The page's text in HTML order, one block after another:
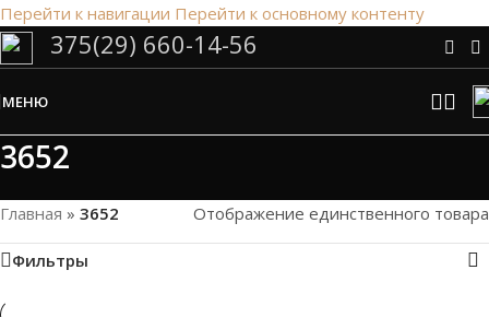
Перейти к навигации Перейти к основному контенту
Сэкономим Ваше время на подбор
Рассчитаем мощность | Предложим от 3х вариантов | В
наличии и под заказ
375(29) 660-14-56
МЕНЮ
3652
Главная » 3652 Отображение единственного товара
Фильтры